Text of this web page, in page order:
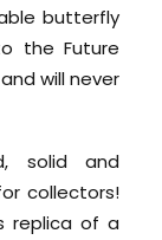
butterfly
the Future
will never
solid and
collectors!
replica of a